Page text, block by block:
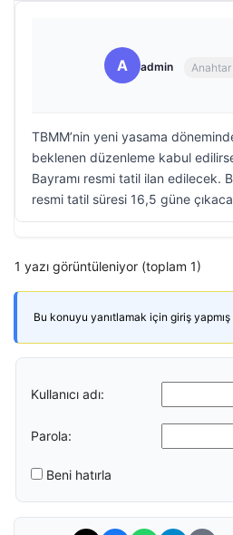
A admin
TBMM’nin yeni yasama
beklenen düzenleme kabul
Bayramı resmi tatil ilan edilecek.
resmi tatil süresi 16,5 güne
1 yazı görüntüleniyor (toplam 1)
Bu konuyu yanıtlamak için giriş yapmış
Kullanıcı adı:
Parola:
Beni hatırla